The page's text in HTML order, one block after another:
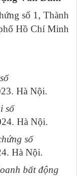
số 1, Thành
Hồ Chí Minh
Hà Nội.
số
Hà Nội.
số
Hà Nội.
bất động